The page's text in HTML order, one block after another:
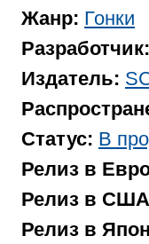
Жанр: Гонки
Разработчик:
Издатель:
Статус: В
Релиз в
Релиз в
Релиз в